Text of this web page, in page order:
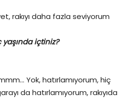
rakıyı daha fazla seviyorum
yaşında içtiniz?
Yok, hatırlamıyorum, hiç
da hatırlamıyorum, rakıyıda